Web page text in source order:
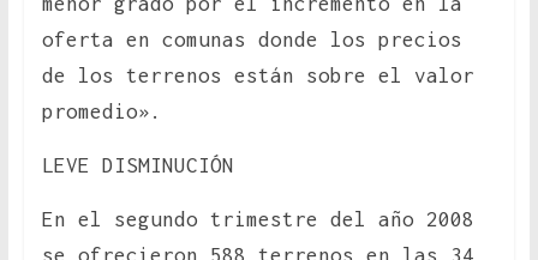
oferta en comunas donde los precios
de los terrenos están sobre el valor
promedio».
LEVE DISMINUCIÓN
En el segundo trimestre del año 2008